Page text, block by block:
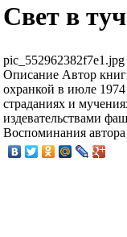
Свет в
pic_552962382f7e1.jpg
Описание Автор
охранкой в июле
страданиях и
издевательствами
Воспоминания